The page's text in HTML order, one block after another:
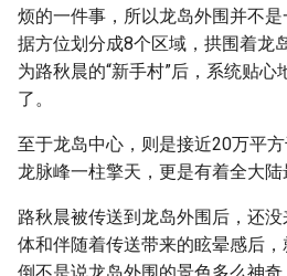
烦的一件事，所以龙岛外围并不
据方位划分成8个区域，拱围着龙
为路秋晨的“新手村”后，系统贴
了。
至于龙岛中心，则是接近20万平
龙脉峰一柱擎天，更是有着全大陆
路秋晨被传送到龙岛外围后，还
体和伴随着传送带来的眩晕感后，